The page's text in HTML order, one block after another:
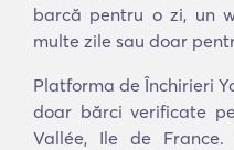
barcă pentru o zi, un
multe zile sau doar
Platforma de Închirieri
doar bărci verificate
Vallée, Ile de